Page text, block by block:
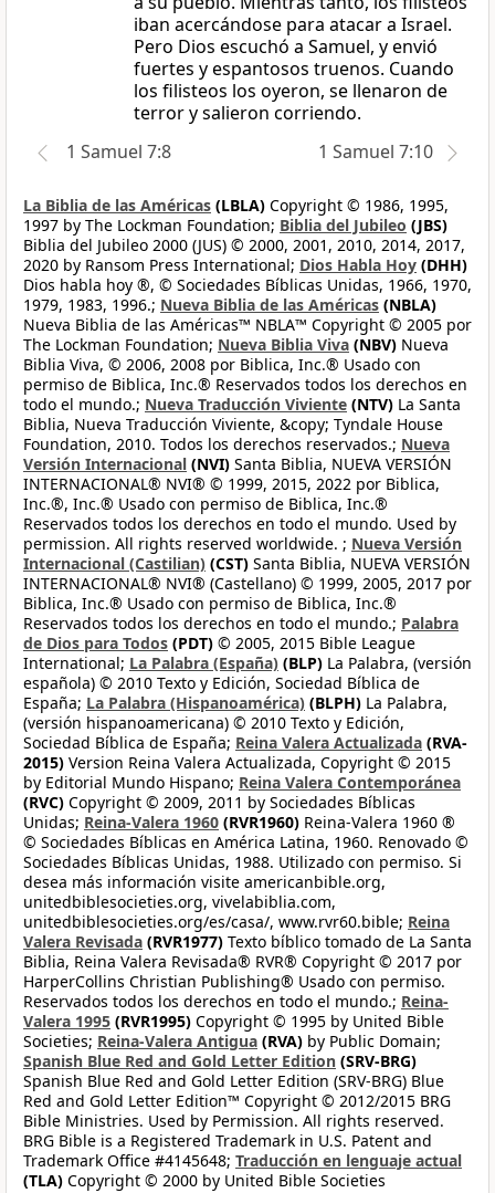
iban acercándose para atacar a Israel.
Pero Dios escuchó a Samuel, y envió
fuertes y espantosos truenos. Cuando
los filisteos los oyeron, se llenaron de
terror y salieron corriendo.
1 Samuel 7:8
1 Samuel 7:10
La Biblia de las Américas (LBLA) Copyright © 1986, 1995,
1997 by The Lockman Foundation; Biblia del Jubileo (JBS)
Biblia del Jubileo 2000 (JUS) © 2000, 2001, 2010, 2014, 2017,
2020 by Ransom Press International; Dios Habla Hoy (DHH)
Dios habla hoy ®, © Sociedades Bíblicas Unidas, 1966, 1970,
1979, 1983, 1996.; Nueva Biblia de las Américas (NBLA)
Nueva Biblia de las Américas™ NBLA™ Copyright © 2005 por
The Lockman Foundation; Nueva Biblia Viva (NBV) Nueva
Biblia Viva, © 2006, 2008 por Biblica, Inc.® Usado con
permiso de Biblica, Inc.® Reservados todos los derechos en
todo el mundo.; Nueva Traducción Viviente (NTV) La Santa
Biblia, Nueva Traducción Viviente, &copy; Tyndale House
Foundation, 2010. Todos los derechos reservados.; Nueva
Versión Internacional (NVI) Santa Biblia, NUEVA VERSIÓN
INTERNACIONAL® NVI® © 1999, 2015, 2022 por Biblica,
Inc.®, Inc.® Usado con permiso de Biblica, Inc.®
Reservados todos los derechos en todo el mundo. Used by
permission. All rights reserved worldwide. ; Nueva Versión
Internacional (Castilian) (CST) Santa Biblia, NUEVA VERSIÓN
INTERNACIONAL® NVI® (Castellano) © 1999, 2005, 2017 por
Biblica, Inc.® Usado con permiso de Biblica, Inc.®
Reservados todos los derechos en todo el mundo.; Palabra
de Dios para Todos (PDT) © 2005, 2015 Bible League
International; La Palabra (España) (BLP) La Palabra, (versión
española) © 2010 Texto y Edición, Sociedad Bíblica de
España; La Palabra (Hispanoamérica) (BLPH) La Palabra,
(versión hispanoamericana) © 2010 Texto y Edición,
Sociedad Bíblica de España; Reina Valera Actualizada (RVA-
2015) Version Reina Valera Actualizada, Copyright © 2015
by Editorial Mundo Hispano; Reina Valera Contemporánea
(RVC) Copyright © 2009, 2011 by Sociedades Bíblicas
Unidas; Reina-Valera 1960 (RVR1960) Reina-Valera 1960 ®
© Sociedades Bíblicas en América Latina, 1960. Renovado ©
Sociedades Bíblicas Unidas, 1988. Utilizado con permiso. Si
desea más información visite americanbible.org,
unitedbiblesocieties.org, vivelabiblia.com,
unitedbiblesocieties.org/es/casa/, www.rvr60.bible; Reina
Valera Revisada (RVR1977) Texto bíblico tomado de La Santa
Biblia, Reina Valera Revisada® RVR® Copyright © 2017 por
HarperCollins Christian Publishing® Usado con permiso.
Reservados todos los derechos en todo el mundo.; Reina-
Valera 1995 (RVR1995) Copyright © 1995 by United Bible
Societies; Reina-Valera Antigua (RVA) by Public Domain;
Spanish Blue Red and Gold Letter Edition (SRV-BRG)
Spanish Blue Red and Gold Letter Edition (SRV-BRG) Blue
Red and Gold Letter Edition™ Copyright © 2012/2015 BRG
Bible Ministries. Used by Permission. All rights reserved.
BRG Bible is a Registered Trademark in U.S. Patent and
Trademark Office #4145648; Traducción en lenguaje actual
(TLA) Copyright © 2000 by United Bible Societies